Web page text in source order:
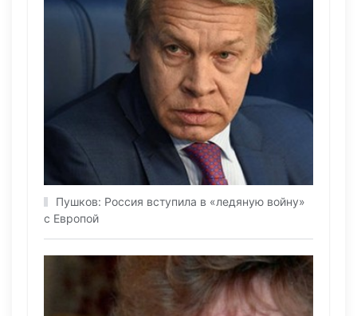
Пушков: Россия вступила в «ледяную войну»
с Европой